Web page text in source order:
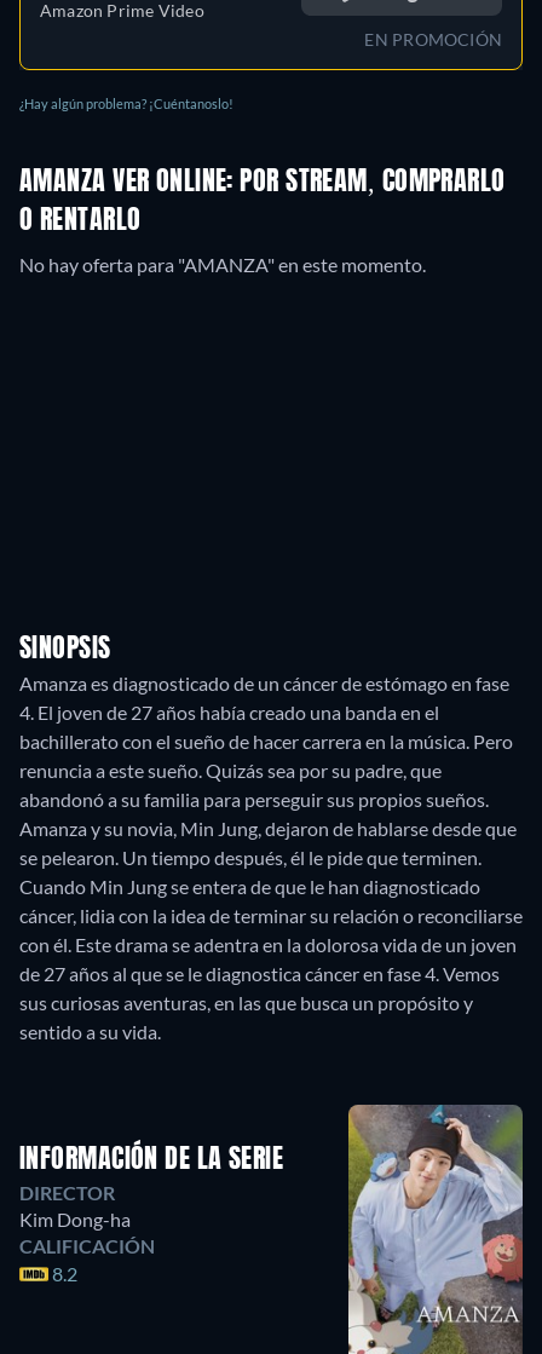
Amazon Prime Video
EN PROMOCIÓN
¿Hay algún problema? ¡Cuéntanoslo!
AMANZA VER ONLINE: POR STREAM, COMPRARLO
O RENTARLO
No hay oferta para "AMANZA" en este momento.
SINOPSIS
Amanza es diagnosticado de un cáncer de estómago en fase
4. El joven de 27 años había creado una banda en el
bachillerato con el sueño de hacer carrera en la música. Pero
renuncia a este sueño. Quizás sea por su padre, que
abandonó a su familia para perseguir sus propios sueños.
Amanza y su novia, Min Jung, dejaron de hablarse desde que
se pelearon. Un tiempo después, él le pide que terminen.
Cuando Min Jung se entera de que le han diagnosticado
cáncer, lidia con la idea de terminar su relación o reconciliarse
con él. Este drama se adentra en la dolorosa vida de un joven
de 27 años al que se le diagnostica cáncer en fase 4. Vemos
sus curiosas aventuras, en las que busca un propósito y
sentido a su vida.
INFORMACIÓN DE LA SERIE
DIRECTOR
Kim Dong-ha
CALIFICACIÓN
8.2